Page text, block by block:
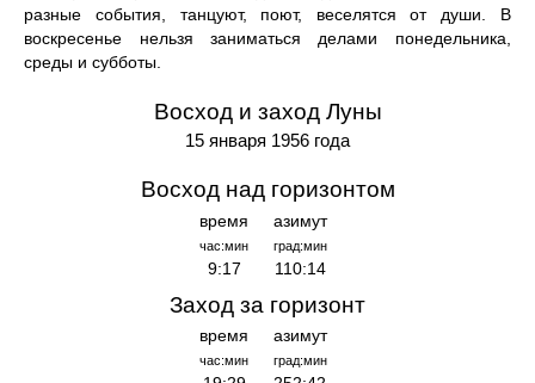
разные события, танцуют, поют, веселятся от души. В
воскресенье нельзя заниматься делами понедельника,
среды и субботы.
Восход и заход Луны
15 января 1956 года
Восход над горизонтом
время
час:мин
9:17
азимут
град:мин
110:14
Заход за горизонт
время
час:мин
азимут
град:мин